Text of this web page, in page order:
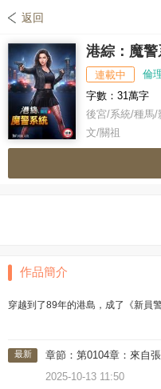
返回
港綜：魔警
連載中
倫
字數：31萬字
後宮/系統/種馬/
文/關祖
作品簡介
穿越到了89年的港島，成了《新員
最新
章節：第0104章：來自
2025-10-13 11:50